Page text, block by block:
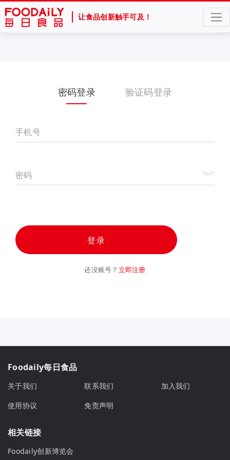
让食品创新触手可及！
密码登录 验证码登录
手机号
密码
登录
还没账号？ 立即注册
Foodaily每日食品
关于我们 联系我们
加入我们
使用协议
免责声明
相关链接
Foodaily创新博览会